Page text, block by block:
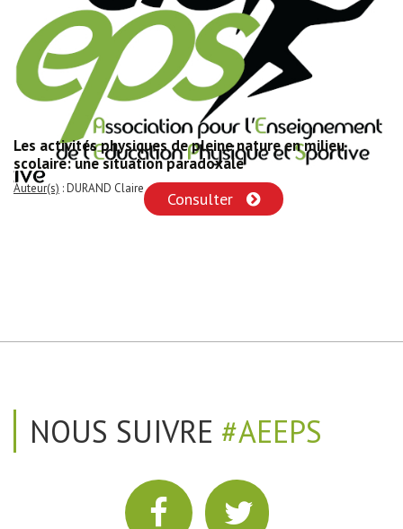
Les activités physiques de pleine nature en milieu
scolaire: une situation paradoxale
Auteur(s) : DURAND Claire
Consulter
NOUS SUIVRE #AEEPS